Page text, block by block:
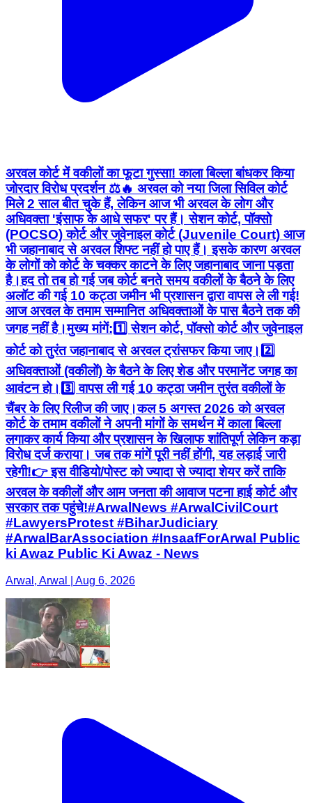
अरवल कोर्ट में वकीलों का फूटा गुस्सा! काला बिल्ला बांधकर किया
भी जहानाबाद से अरवल शिफ्ट नहीं हो पाए हैं। इसके कारण अरवल
के लोगों को कोर्ट के चक्कर काटने के लिए जहानाबाद जाना पड़ता
है।हद तो तब हो गई जब कोर्ट बनते समय वकीलों के बैठने के लिए
अलॉट की गई 10 कट्ठा जमीन भी प्रशासन द्वारा वापस ले ली गई!
आज अरवल के तमाम सम्मानित अधिवक्ताओं के पास बैठने तक की
जगह नहीं है।मुख्य मांगें:1️⃣ सेशन कोर्ट, पॉक्सो कोर्ट और जुवेनाइल
कोर्ट को तुरंत जहानाबाद से अरवल ट्रांसफर किया जाए।2️⃣
अधिवक्ताओं (वकीलों) के बैठने के लिए शेड और परमानेंट जगह का
आवंटन हो।3️⃣ वापस ली गई 10 कट्ठा जमीन तुरंत वकीलों के
चैंबर के लिए रिलीज की जाए।कल 5 अगस्त 2026 को अरवल
कोर्ट के तमाम वकीलों ने अपनी मांगों के समर्थन में काला बिल्ला
लगाकर कार्य किया और प्रशासन के खिलाफ शांतिपूर्ण लेकिन कड़ा
विरोध दर्ज कराया। जब तक मांगें पूरी नहीं होंगी, यह लड़ाई जारी
रहेगी!👉 इस वीडियो/पोस्ट को ज्यादा से ज्यादा शेयर करें ताकि
अरवल के वकीलों और आम जनता की आवाज पटना हाई कोर्ट और
सरकार तक पहुंचे!#ArwalNews #ArwalCivilCourt
#LawyersProtest #BiharJudiciary
#ArwalBarAssociation #InsaafForArwal Public
ki Awaz Public Ki Awaz - News
Arwal, Arwal | Aug 6, 2026